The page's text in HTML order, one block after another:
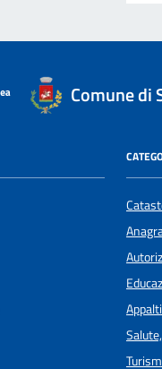
Comune di